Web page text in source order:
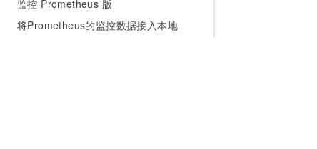
监控 Prometheus 版
将Prometheus的监控数据接入本地